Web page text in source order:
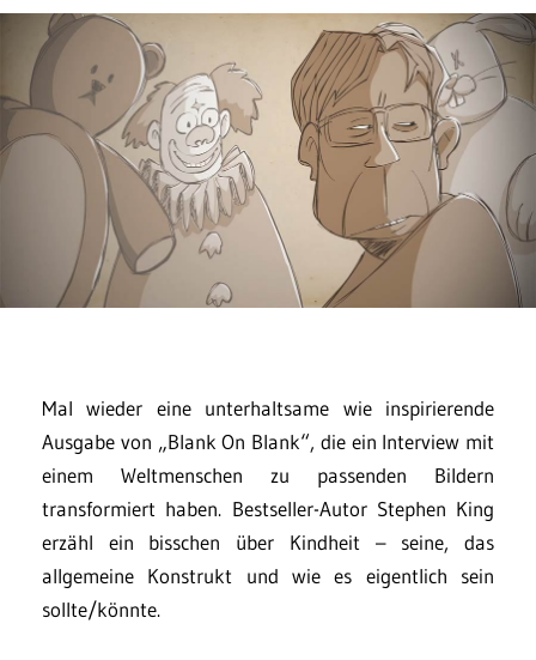
Mal wieder eine unterhaltsame wie inspirierende
Ausgabe von „Blank On Blank“, die ein Interview mit
einem Weltmenschen zu passenden Bildern
transformiert haben. Bestseller-Autor Stephen King
erzähl ein bisschen über Kindheit – seine, das
allgemeine Konstrukt und wie es eigentlich sein
sollte/könnte.